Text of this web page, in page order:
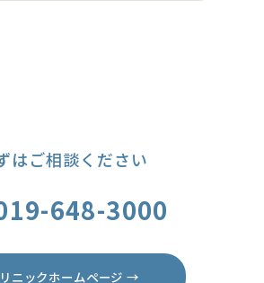
はご相談ください
648-3000
ニックホームページ →